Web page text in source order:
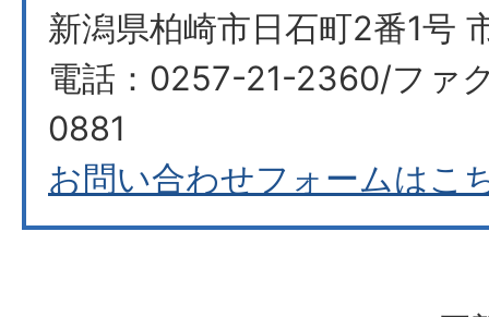
新潟県柏崎市日石町2番1号
電話：0257-21-2360/ファ
0881
お問い合わせフォームはこ